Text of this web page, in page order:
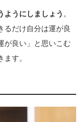
ようにしましょう 。
るだけ自分は運が良
が良い」と思いこむ
す。